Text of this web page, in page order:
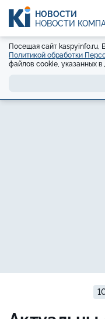
НОВОСТИ
НОВОСТИ
Посещая сайт kaspyinfo.ru,
Политикой обработки
файлов cookie, указанных в